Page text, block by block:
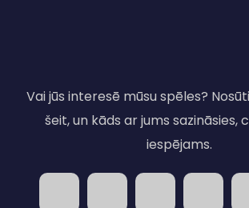
Vai jūs interesē mūsu spēles?
šeit, un kāds ar jums sazināsies,
iespējams.